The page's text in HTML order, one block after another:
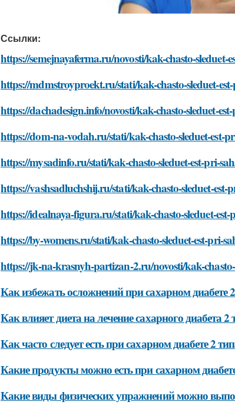
Ссылки:
https://semejnayaferma.ru/novosti/kak-chasto-
https://mdmstroyproekt.ru/stati/kak-chasto-sleduet-
https://dachadesign.info/novosti/kak-chasto-sleduet-
https://dom-na-vodah.ru/stati/kak-chasto-sleduet-est-
https://mysadinfo.ru/stati/kak-chasto-sleduet-est-pri-
https://vashsadluchshij.ru/stati/kak-chasto-sleduet-
https://idealnaya-figura.ru/stati/kak-chasto-sleduet-
https://by-womens.ru/stati/kak-chasto-sleduet-est-pri-
https://jk-na-krasnyh-partizan-2.ru/novosti/kak-
Как избежать осложнений при сахарном диабете
Как влияет диета на лечение сахарного диабета 2
Как часто следует есть при сахарном диабете 2
Какие продукты можно есть при сахарном
Какие виды физических упражнений можно